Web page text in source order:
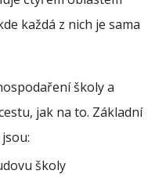
každá z nich je sama
školy a
jak na to. Základní
školy